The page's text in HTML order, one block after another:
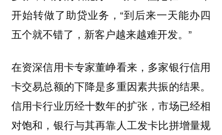
开始转做了助贷业务，“到后来一天能办四
五个就不错了，新客户越来越难开发。”
在资深信用卡专家董峥看来，多家银行信用
卡交易总额的下降是多重因素共振的结果。
信用卡行业历经十数年的扩张，市场已经相
对饱和，银行与其再靠人工发卡比拼增量规